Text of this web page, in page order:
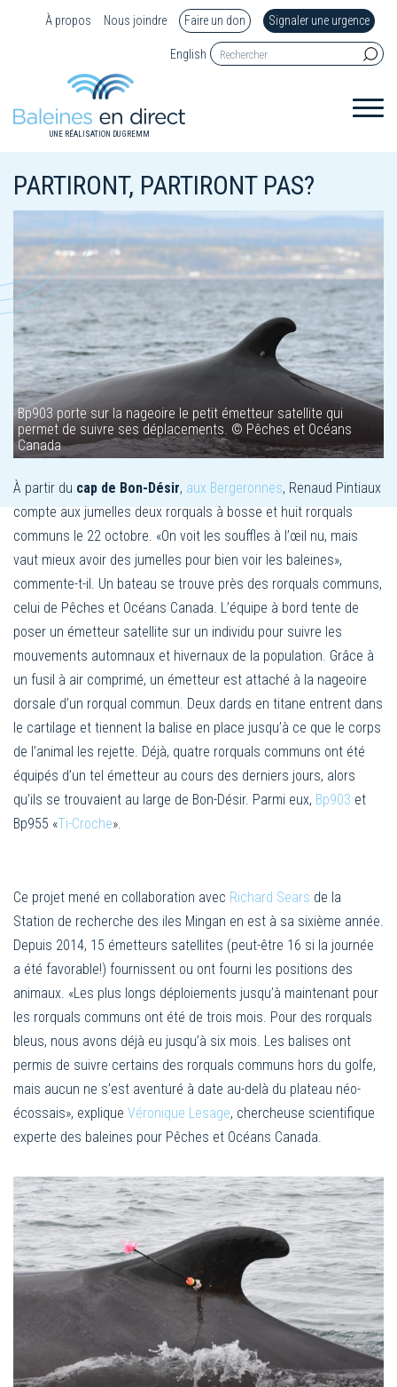
À propos Nous joindre Faire un don Signaler une urgence
English
UNE RÉALISATION DU GREMM
PARTIRONT, PARTIRONT PAS?
Bp903 porte sur la nageoire le petit émetteur satellite qui
permet de suivre ses déplacements. © Pêches et Océans
Canada
À partir du cap de Bon-Désir, aux Bergeronnes, Renaud Pintiaux
compte aux jumelles deux rorquals à bosse et huit rorquals
communs le 22 octobre. «On voit les souffles à l’œil nu, mais
vaut mieux avoir des jumelles pour bien voir les baleines»,
commente-t-il. Un bateau se trouve près des rorquals communs,
celui de Pêches et Océans Canada. L’équipe à bord tente de
poser un émetteur satellite sur un individu pour suivre les
mouvements automnaux et hivernaux de la population. Grâce à
un fusil à air comprimé, un émetteur est attaché à la nageoire
dorsale d’un rorqual commun. Deux dards en titane entrent dans
le cartilage et tiennent la balise en place jusqu’à ce que le corps
de l’animal les rejette. Déjà, quatre rorquals communs ont été
équipés d’un tel émetteur au cours des derniers jours, alors
qu’ils se trouvaient au large de Bon-Désir. Parmi eux, Bp903 et
Bp955 «Ti-Croche».
Ce projet mené en collaboration avec Richard Sears de la
Station de recherche des iles Mingan en est à sa sixième année.
Depuis 2014, 15 émetteurs satellites (peut-être 16 si la journée
a été favorable!) fournissent ou ont fourni les positions des
animaux. «Les plus longs déploiements jusqu’à maintenant pour
les rorquals communs ont été de trois mois. Pour des rorquals
bleus, nous avons déjà eu jusqu’à six mois. Les balises ont
permis de suivre certains des rorquals communs hors du golfe,
mais aucun ne s’est aventuré à date au-delà du plateau néo-
écossais», explique Véronique Lesage, chercheuse scientifique
experte des baleines pour Pêches et Océans Canada.